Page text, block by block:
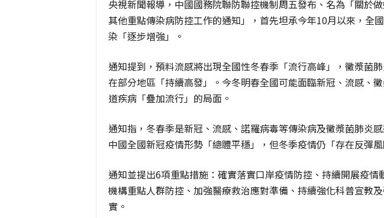
央視新聞報導，中國國務院聯防聯控機制周五發布、名為「關於
其他重點傳染病防控工作的通知」，首先坦承今年10月以來，全
染「逐步增強」。
通知提到，預料流感將出現全國性冬春季「流行高峰」，黴漿菌
在部分地區「持續高發」。今冬明春全國可能面臨新冠、流感、
道疾病「疊加流行」的局面。
通知指，冬春季是新冠、流感、諾羅病毒等傳染病及黴漿菌肺炎
中國全國新冠疫情形勢「總體平穩」，但冬季疫情仍「存在反彈風
通知並提出6項重點措施：確實落實口岸疫情防控、持續開展疫情
機構重點人群防控、加強醫療救治應對準備、持續強化科普宣教
實。